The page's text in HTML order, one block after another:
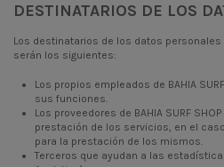
DESTINATARIOS DE LOS
Los destinatarios de los datos personales
serán los siguientes:
Los propios empleados de BAHIA
sus funciones.
Los proveedores de BAHIA SURF
prestación de los servicios, en el
para la prestación de los mismos.
Terceros que ayudan a las